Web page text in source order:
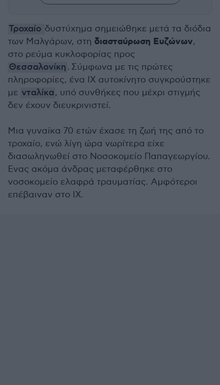
Τροχαίο δυστύχημα σημειώθηκε μετά τα διόδια
των Μαλγάρων, στη διασταύρωση Ευζώνων,
στο ρεύμα κυκλοφορίας προς
Θεσσαλονίκη. Σύμφωνα με τις πρώτες
πληροφορίες, ένα ΙΧ αυτοκίνητο συγκρούστηκε
με νταλίκα, υπό συνθήκες που μέχρι στιγμής
δεν έχουν διευκρινιστεί.
Μια γυναίκα 70 ετών έχασε τη ζωή της από το
τροχαίο, ενώ λίγη ώρα νωρίτερα είχε
διασωληνωθεί στο Νοσοκομείο Παπαγεωργίου.
Ενας ακόμα άνδρας μεταφέρθηκε στο
νοσοκομείο ελαφρά τραυματίας. Αμφότεροι
επέβαιναν στο ΙΧ.